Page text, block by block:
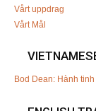
Vårt uppdrag
Vårt Mål
Bod Dean: Hành